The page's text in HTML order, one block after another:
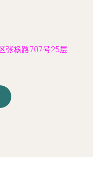
张杨路707号25层